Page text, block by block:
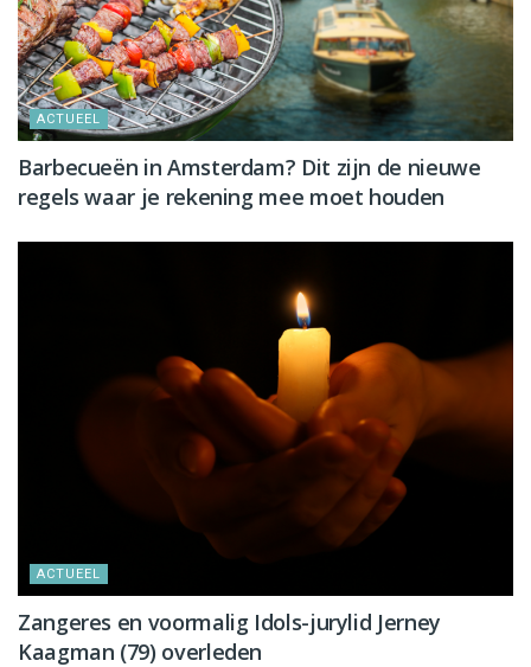
ACTUEEL
Barbecueën in Amsterdam? Dit zijn de nieuwe
regels waar je rekening mee moet houden
ACTUEEL
Zangeres en voormalig Idols-jurylid Jerney
Kaagman (79) overleden